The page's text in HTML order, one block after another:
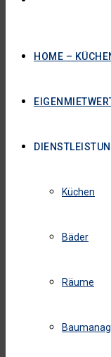
HOME –
Küchen
Bäder
Räume